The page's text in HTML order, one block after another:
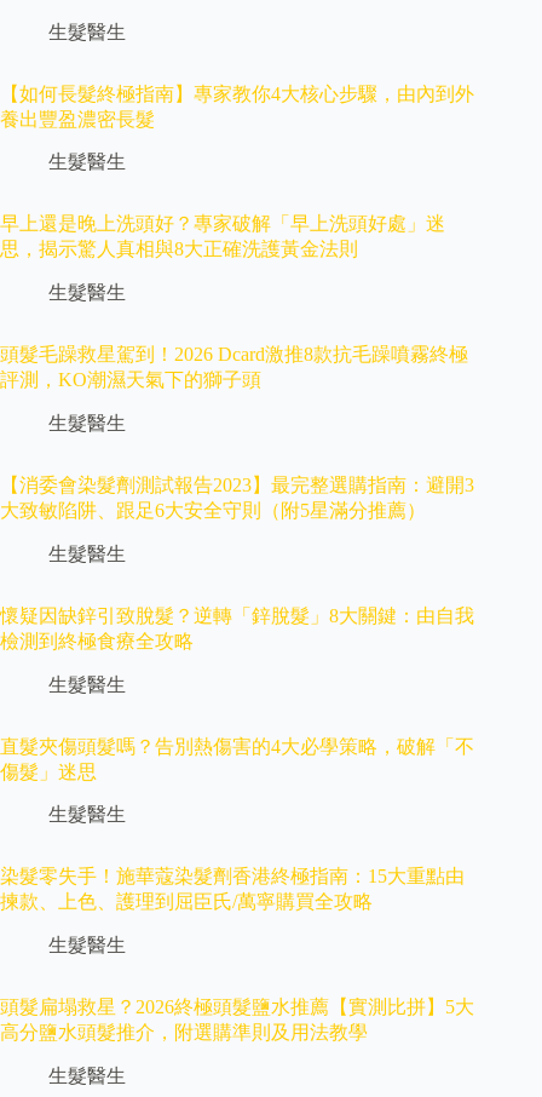
生髮醫生
【如何長髮終極指南】專家教你4大核心步驟，由內到外
養出豐盈濃密長髮
生髮醫生
早上還是晚上洗頭好？專家破解「早上洗頭好處」迷
思，揭示驚人真相與8大正確洗護黃金法則
生髮醫生
頭髮毛躁救星駕到！2026 Dcard激推8款抗毛躁噴霧終極
評測，KO潮濕天氣下的獅子頭
生髮醫生
【消委會染髮劑測試報告2023】最完整選購指南：避開3
大致敏陷阱、跟足6大安全守則（附5星滿分推薦）
生髮醫生
懷疑因缺鋅引致脫髮？逆轉「鋅脫髮」8大關鍵：由自我
檢測到終極食療全攻略
生髮醫生
直髮夾傷頭髮嗎？告別熱傷害的4大必學策略，破解「不
傷髮」迷思
生髮醫生
染髮零失手！施華蔻染髮劑香港終極指南：15大重點由
揀款、上色、護理到屈臣氏/萬寧購買全攻略
生髮醫生
頭髮扁塌救星？2026終極頭髮鹽水推薦【實測比拼】5大
高分鹽水頭髮推介，附選購準則及用法教學
生髮醫生